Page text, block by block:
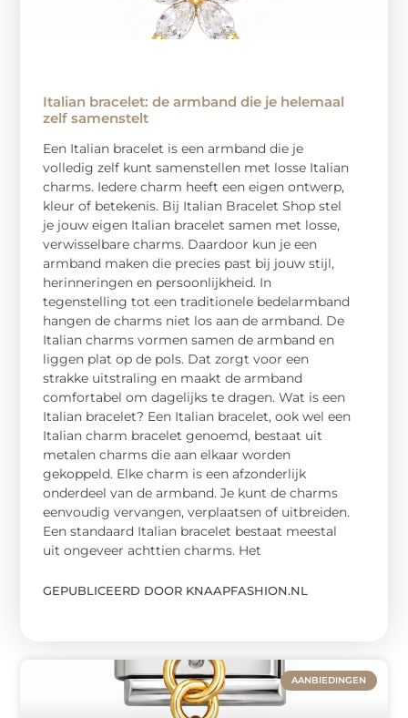
Italian bracelet: de armband die je helemaal
zelf samenstelt
Een Italian bracelet is een armband die je
volledig zelf kunt samenstellen met losse Italian
charms. Iedere charm heeft een eigen ontwerp,
kleur of betekenis. Bij Italian Bracelet Shop stel
je jouw eigen Italian bracelet samen met losse,
verwisselbare charms. Daardoor kun je een
armband maken die precies past bij jouw stijl,
herinneringen en persoonlijkheid. In
tegenstelling tot een traditionele bedelarmband
hangen de charms niet los aan de armband. De
Italian charms vormen samen de armband en
liggen plat op de pols. Dat zorgt voor een
strakke uitstraling en maakt de armband
comfortabel om dagelijks te dragen. Wat is een
Italian bracelet? Een Italian bracelet, ook wel een
Italian charm bracelet genoemd, bestaat uit
metalen charms die aan elkaar worden
gekoppeld. Elke charm is een afzonderlijk
onderdeel van de armband. Je kunt de charms
eenvoudig vervangen, verplaatsen of uitbreiden.
Een standaard Italian bracelet bestaat meestal
uit ongeveer achttien charms. Het
GEPUBLICEERD DOOR KNAAPFASHION.NL
AANBIEDINGEN